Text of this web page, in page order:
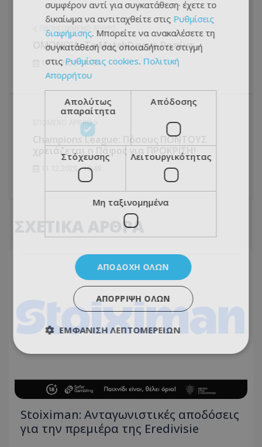
ΠΡΟΗΓΟΎΜΕΝΟ ΆΡΘΡΟ
ΟΜΟΝΟΙΑ: Το MatchDay με Ραπίντ
11.12.2025 - 11:39
ΕΠΌΜΕΝΟ ΆΡΘΡΟ
Champions League: Πόσους ΠΟΝΤΟΥΣ
χρειάζεται η Πάφος για ΠΡΟΚΡΙΣΗ!
11.12.2025 - 10:48
ΣΧΕΤΙΚΑ ΑΡΘΡΑ
Stoiximan: Ανταγωνιστικές αποδόσεις
για την πρεμιέρα της Eredivisie
συμφέρον αντί για συγκατάθεση· έχετε το
δικαίωμα να αντιταχθείτε στις Ρυθμίσεις
διαφήμισης. Μπορείτε να ανακαλέσετε τη
συγκατάθεσή σας οποιαδήποτε στιγμή
στις Ρυθμίσεις cookies. Πολιτική
Απορρήτου
Απολύτως
απαραίτητα
Απόδοσης
Στόχευσης Λειτουργικότητας
Μη ταξινομημένα
ΑΠΟΔΟΧΉ ΌΛΩΝ
ΑΠΌΡΡΙΨΗ ΌΛΩΝ
ΕΜΦΆΝΙΣΗ ΛΕΠΤΟΜΕΡΕΙΏΝ